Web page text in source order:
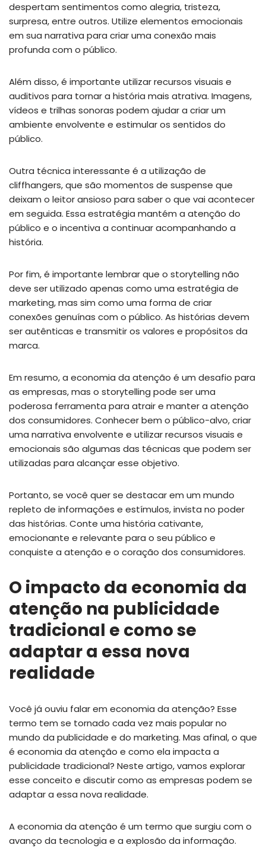
despertam sentimentos como alegria, tristeza,
surpresa, entre outros. Utilize elementos emocionais
em sua narrativa para criar uma conexão mais
profunda com o público.
Além disso, é importante utilizar recursos visuais e
auditivos para tornar a história mais atrativa. Imagens,
vídeos e trilhas sonoras podem ajudar a criar um
ambiente envolvente e estimular os sentidos do
público.
Outra técnica interessante é a utilização de
cliffhangers, que são momentos de suspense que
deixam o leitor ansioso para saber o que vai acontecer
em seguida. Essa estratégia mantém a atenção do
público e o incentiva a continuar acompanhando a
história.
Por fim, é importante lembrar que o storytelling não
deve ser utilizado apenas como uma estratégia de
marketing, mas sim como uma forma de criar
conexões genuínas com o público. As histórias devem
ser autênticas e transmitir os valores e propósitos da
marca.
Em resumo, a economia da atenção é um desafio para
as empresas, mas o storytelling pode ser uma
poderosa ferramenta para atrair e manter a atenção
dos consumidores. Conhecer bem o público-alvo, criar
uma narrativa envolvente e utilizar recursos visuais e
emocionais são algumas das técnicas que podem ser
utilizadas para alcançar esse objetivo.
Portanto, se você quer se destacar em um mundo
repleto de informações e estímulos, invista no poder
das histórias. Conte uma história cativante,
emocionante e relevante para o seu público e
conquiste a atenção e o coração dos consumidores.
O impacto da economia da
atenção na publicidade
tradicional e como se
adaptar a essa nova
realidade
Você já ouviu falar em economia da atenção? Esse
termo tem se tornado cada vez mais popular no
mundo da publicidade e do marketing. Mas afinal, o que
é economia da atenção e como ela impacta a
publicidade tradicional? Neste artigo, vamos explorar
esse conceito e discutir como as empresas podem se
adaptar a essa nova realidade.
A economia da atenção é um termo que surgiu com o
avanço da tecnologia e a explosão da informação.